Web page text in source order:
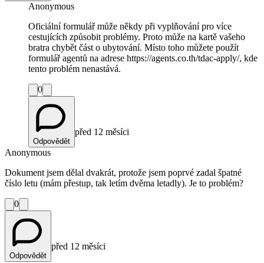
Anonymous
Oficiální formulář může někdy při vyplňování pro více
cestujících způsobit problémy. Proto může na kartě vašeho
bratra chybět část o ubytování. Místo toho můžete použít
formulář agentů na adrese https://agents.co.th/tdac-apply/, kde
tento problém nenastává.
0
Odpovědět
před 12 měsíci
Anonymous
Dokument jsem dělal dvakrát, protože jsem poprvé zadal špatné
číslo letu (mám přestup, tak letím dvěma letadly). Je to problém?
0
Odpovědět
před 12 měsíci